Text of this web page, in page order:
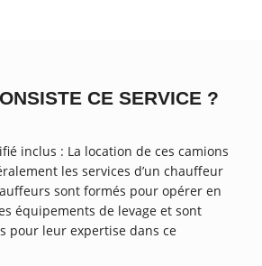
CE SERVICE ?
inclus : La location de ces camions
les services d’un chauffeur
sont formés pour opérer en
équipements de levage et sont
pour leur expertise dans ce